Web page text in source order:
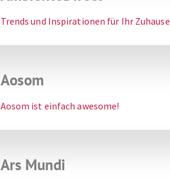
Trends und Inspirationen für Ihr Zuhause
Aosom
Aosom ist einfach awesome!
Ars Mundi